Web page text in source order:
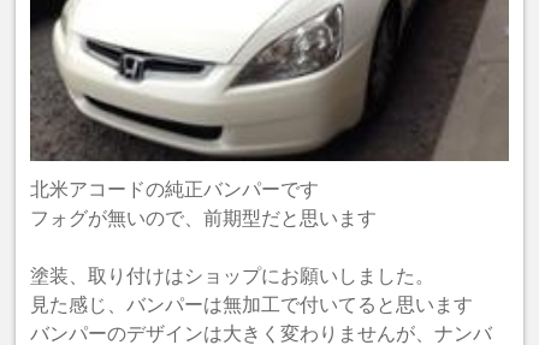
北米アコードの純正バンパーです
フォグが無いので、前期型だと思います
塗装、取り付けはショップにお願いしました。
見た感じ、バンパーは無加工で付いてると思います
バンパーのデザインは大きく変わりませんが、ナンバ